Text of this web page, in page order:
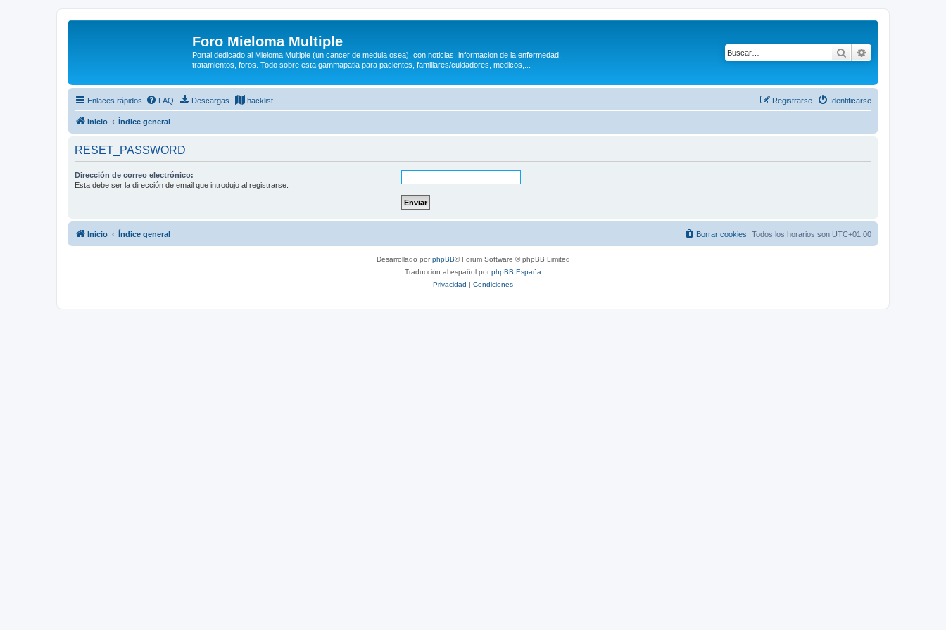
Foro Mieloma Multiple
Portal dedicado al Mieloma Multiple (un cancer de medula osea), con noticias, informacion de la enfermedad,
tratamientos, foros. Todo sobre esta gammapatia para pacientes, familiares/cuidadores, medicos,...
Buscar
Enlaces rápidos FAQ Descargas hacklist Identificarse
Registrarse
Inicio Índice general
RESET_PASSWORD
Dirección de correo electrónico:
Esta debe ser la dirección de email que introdujo al registrarse.
Inicio Índice general Todos los horarios son UTC+01:00
Borrar cookies
Desarrollado porphpBB® Forum Software © phpBB Limited
Traducción al español porphpBB España
Privacidad | Condiciones